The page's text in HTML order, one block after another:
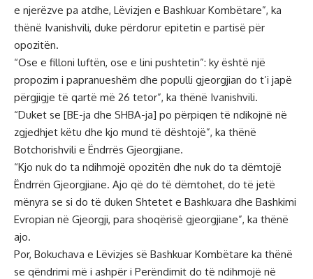
e njerëzve pa atdhe, Lëvizjen e Bashkuar Kombëtare”, ka
thënë Ivanishvili, duke përdorur epitetin e partisë për
opozitën.
“Ose e filloni luftën, ose e lini pushtetin”: ky është një
propozim i papranueshëm dhe populli gjeorgjian do t’i japë
përgjigje të qartë më 26 tetor”, ka thënë Ivanishvili.
“Duket se [BE-ja dhe SHBA-ja] po përpiqen të ndikojnë në
zgjedhjet këtu dhe kjo mund të dështojë”, ka thënë
Botchorishvili e Ëndrrës Gjeorgjiane.
“Kjo nuk do ta ndihmojë opozitën dhe nuk do ta dëmtojë
Ëndrrën Gjeorgjiane. Ajo që do të dëmtohet, do të jetë
mënyra se si do të duken Shtetet e Bashkuara dhe Bashkimi
Evropian në Gjeorgji, para shoqërisë gjeorgjiane”, ka thënë
ajo.
Por, Bokuchava e Lëvizjes së Bashkuar Kombëtare ka thënë
se qëndrimi më i ashpër i Perëndimit do të ndihmojë në